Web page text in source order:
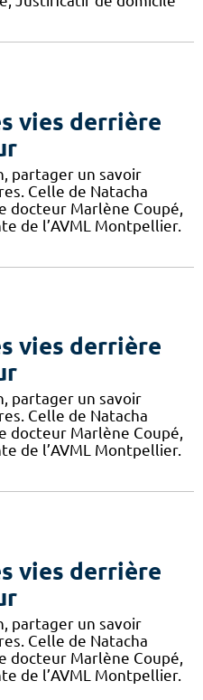
vies derrière
partager un savoir
Celle de Natacha
docteur Marlène Coupé,
de l’AVML Montpellier.
vies derrière
partager un savoir
Celle de Natacha
docteur Marlène Coupé,
de l’AVML Montpellier.
vies derrière
partager un savoir
Celle de Natacha
docteur Marlène Coupé,
de l’AVML Montpellier.